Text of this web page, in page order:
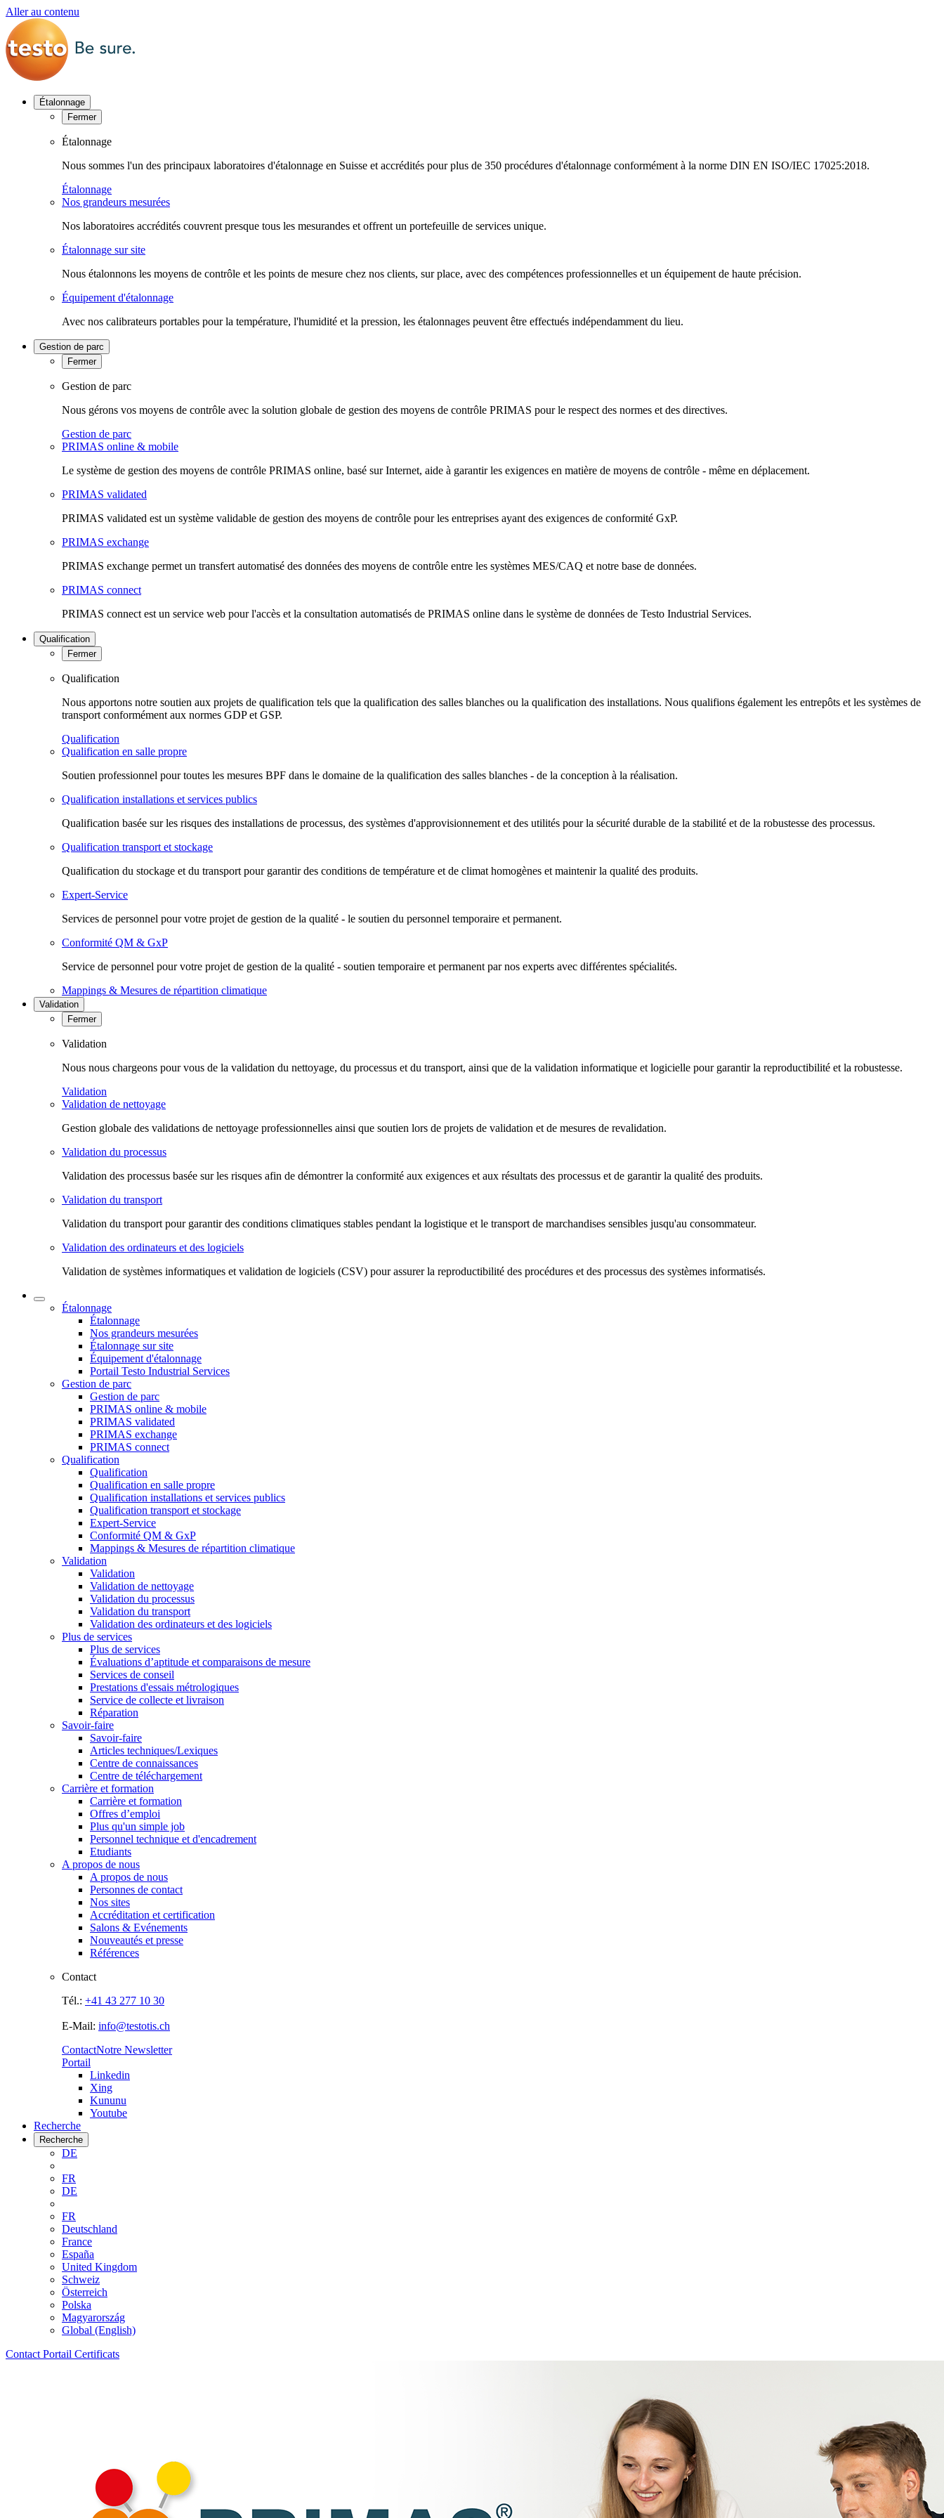
Aller au contenu
Étalonnage
Fermer
Étalonnage
Nous sommes l'un des principaux laboratoires d'étalonnage en Suisse et accrédités pour plus de 350 procédures d'étalonnage conformément à la norme DIN EN ISO/IEC 17025:2018.
Étalonnage
Nos grandeurs mesurées
Nos laboratoires accrédités couvrent presque tous les mesurandes et offrent un portefeuille de services unique.
Étalonnage sur site
Nous étalonnons les moyens de contrôle et les points de mesure chez nos clients, sur place, avec des compétences professionnelles et un équipement de haute précision.
Équipement d'étalonnage
Avec nos calibrateurs portables pour la température, l'humidité et la pression, les étalonnages peuvent être effectués indépendamment du lieu.
Gestion de parc
Fermer
Gestion de parc
Nous gérons vos moyens de contrôle avec la solution globale de gestion des moyens de contrôle PRIMAS pour le respect des normes et des directives.
Gestion de parc
PRIMAS online & mobile
Le système de gestion des moyens de contrôle PRIMAS online, basé sur Internet, aide à garantir les exigences en matière de moyens de contrôle - même en déplacement.
PRIMAS validated
PRIMAS validated est un système validable de gestion des moyens de contrôle pour les entreprises ayant des exigences de conformité GxP.
PRIMAS exchange
PRIMAS exchange permet un transfert automatisé des données des moyens de contrôle entre les systèmes MES/CAQ et notre base de données.
PRIMAS connect
PRIMAS connect est un service web pour l'accès et la consultation automatisés de PRIMAS online dans le système de données de Testo Industrial Services.
Qualification
Fermer
Qualification
Nous apportons notre soutien aux projets de qualification tels que la qualification des salles blanches ou la qualification des installations. Nous qualifions également les entrepôts et les systèmes de
transport conformément aux normes GDP et GSP.
Qualification
Qualification en salle propre
Soutien professionnel pour toutes les mesures BPF dans le domaine de la qualification des salles blanches - de la conception à la réalisation.
Qualification installations et services publics
Qualification basée sur les risques des installations de processus, des systèmes d'approvisionnement et des utilités pour la sécurité durable de la stabilité et de la robustesse des processus.
Qualification transport et stockage
Qualification du stockage et du transport pour garantir des conditions de température et de climat homogènes et maintenir la qualité des produits.
Expert-Service
Services de personnel pour votre projet de gestion de la qualité - le soutien du personnel temporaire et permanent.
Conformité QM & GxP
Service de personnel pour votre projet de gestion de la qualité - soutien temporaire et permanent par nos experts avec différentes spécialités.
Mappings & Mesures de répartition climatique
Validation
Fermer
Validation
Nous nous chargeons pour vous de la validation du nettoyage, du processus et du transport, ainsi que de la validation informatique et logicielle pour garantir la reproductibilité et la robustesse.
Validation
Validation de nettoyage
Gestion globale des validations de nettoyage professionnelles ainsi que soutien lors de projets de validation et de mesures de revalidation.
Validation du processus
Validation des processus basée sur les risques afin de démontrer la conformité aux exigences et aux résultats des processus et de garantir la qualité des produits.
Validation du transport
Validation du transport pour garantir des conditions climatiques stables pendant la logistique et le transport de marchandises sensibles jusqu'au consommateur.
Validation des ordinateurs et des logiciels
Validation de systèmes informatiques et validation de logiciels (CSV) pour assurer la reproductibilité des procédures et des processus des systèmes informatisés.
Étalonnage
Étalonnage
Nos grandeurs mesurées
Étalonnage sur site
Équipement d'étalonnage
Portail Testo Industrial Services
Gestion de parc
Gestion de parc
PRIMAS online & mobile
PRIMAS validated
PRIMAS exchange
PRIMAS connect
Qualification
Qualification
Qualification en salle propre
Qualification installations et services publics
Qualification transport et stockage
Expert-Service
Conformité QM & GxP
Mappings & Mesures de répartition climatique
Validation
Validation
Validation de nettoyage
Validation du processus
Validation du transport
Validation des ordinateurs et des logiciels
Plus de services
Plus de services
Évaluations d’aptitude et comparaisons de mesure
Services de conseil
Prestations d'essais métrologiques
Service de collecte et livraison
Réparation
Savoir-faire
Savoir-faire
Articles techniques/Lexiques
Centre de connaissances
Centre de téléchargement
Carrière et formation
Carrière et formation
Offres d’emploi
Plus qu'un simple job
Personnel technique et d'encadrement
Etudiants
A propos de nous
A propos de nous
Personnes de contact
Nos sites
Accréditation et certification
Salons & Evénements
Nouveautés et presse
Références
Contact
Tél.: +41 43 277 10 30
E-Mail: info@testotis.ch
ContactNotre Newsletter
Portail
Linkedin
Xing
Kununu
Youtube
Recherche
Recherche
DE
FR
DE
FR
Deutschland
France
España
United Kingdom
Schweiz
Österreich
Polska
Magyarország
Global (English)
Contact Portail Certificats